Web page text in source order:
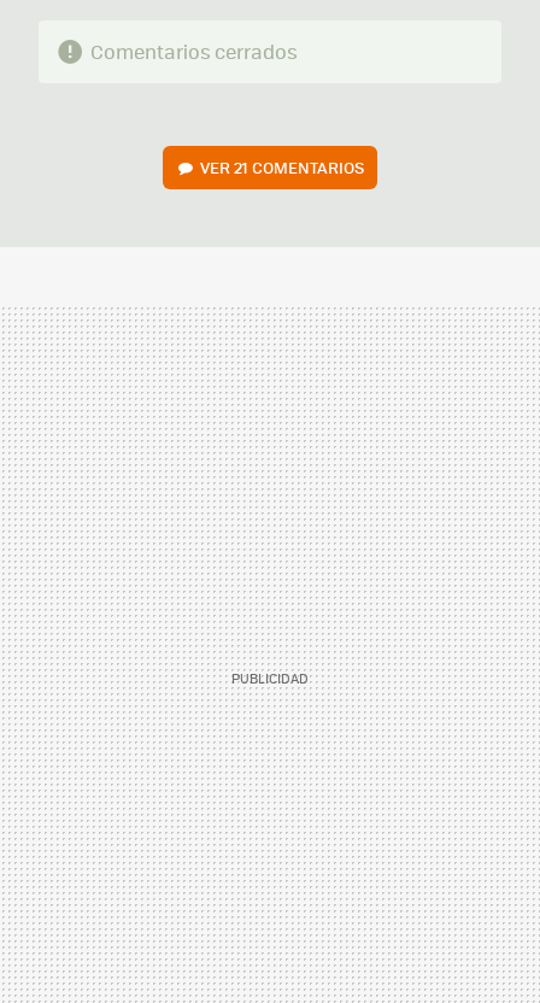
Comentarios cerrados
VER21 COMENTARIOS